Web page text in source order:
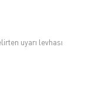
uyarı levhası